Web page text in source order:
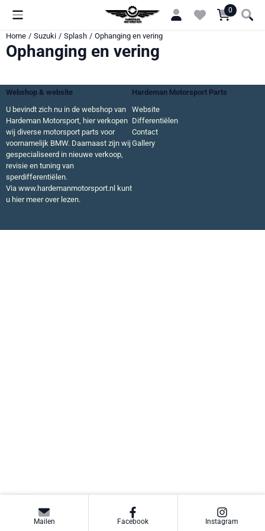
Cookievoorkeuren zijn momenteel gesloten. 0
Home / Suzuki / Splash / Ophanging en vering
Ophanging en vering
Webshop & website
Hardeman Motorsport Parts
U bevindt zich nu in de webshop van
Hardeman Motorsport, hier verkopen
wij diverse motorsport parts voor
voornamelijk BMW. Daarnaast zijn wij
gespecialiseerd in nieuwe verkoop,
revisie en tuning van
sperdifferentiëlen.
Via www.hardemanmotorsport.nl kunt
u hier meer over lezen.
Website
Differentiëlen
Contact
Gallery
Mailen Facebook Instagram